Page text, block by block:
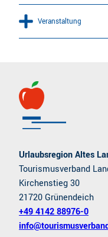
Veranstaltung
Urlaubsregion Altes
Tourismusverband
Kirchenstieg 30
21720 Grünendeich
+49 4142 88976-0